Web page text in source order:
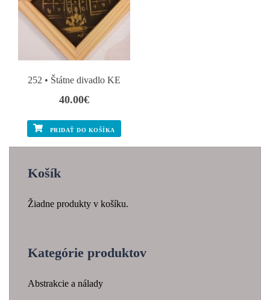
252 • Štátne divadlo KE
40.00€
PRIDAŤ DO KOŠÍKA
Košík
Žiadne produkty v košíku.
Kategórie produktov
Abstrakcie a nálady